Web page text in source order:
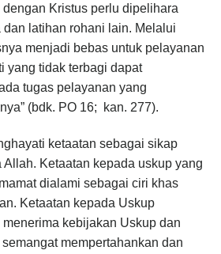
Kristus perlu dipelihara
latihan rohani lain. Melalui
menjadi bebas untuk pelayanan
yang tidak terbagi dapat
tugas pelayanan yang
(bdk. PO 16; kan. 277).
ketaatan sebagai sikap
Ketaatan kepada uskup yang
dialami sebagai ciri khas
Ketaatan kepada Uskup
kebijakan Uskup dan
mempertahankan dan